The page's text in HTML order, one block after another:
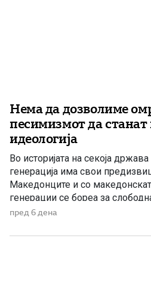
Нема да дозволиме
песимизмот да
идеологија
Во историјата на секоја
генерација има свои
Македонците и со
генерации се бореа за
Борбата започна со славното
Вториот Илинден и Првото
пред 6 дена